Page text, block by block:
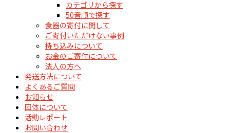
カテゴリから探す
50音順で探す
食器の寄付に関して
ご寄付いただけない事例
持ち込みについて
お金のご寄付について
法人の方へ
発送方法について
よくあるご質問
お知らせ
団体について
活動レポート
お問い合わせ